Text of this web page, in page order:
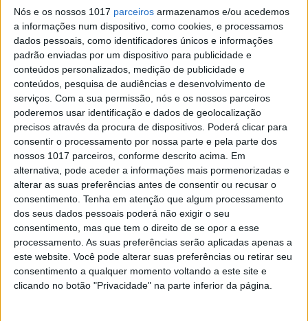
Nós e os nossos 1017 parceiros armazenamos e/ou acedemos
a informações num dispositivo, como cookies, e processamos
dados pessoais, como identificadores únicos e informações
padrão enviadas por um dispositivo para publicidade e
conteúdos personalizados, medição de publicidade e
conteúdos, pesquisa de audiências e desenvolvimento de
serviços. Com a sua permissão, nós e os nossos parceiros
poderemos usar identificação e dados de geolocalização
precisos através da procura de dispositivos. Poderá clicar para
consentir o processamento por nossa parte e pela parte dos
nossos 1017 parceiros, conforme descrito acima. Em
alternativa, pode aceder a informações mais pormenorizadas e
alterar as suas preferências antes de consentir ou recusar o
consentimento. Tenha em atenção que algum processamento
dos seus dados pessoais poderá não exigir o seu
consentimento, mas que tem o direito de se opor a esse
processamento. As suas preferências serão aplicadas apenas a
este website. Você pode alterar suas preferências ou retirar seu
consentimento a qualquer momento voltando a este site e
clicando no botão "Privacidade" na parte inferior da página.
BELEZA
Guarde uns minutos por dia para cuidar de si
Para se hidratar da cabeça aos pés!
O couro cabeludo também precisa de proteção solar
BELEZA
Como atenuar a casca de laranja e flacidez